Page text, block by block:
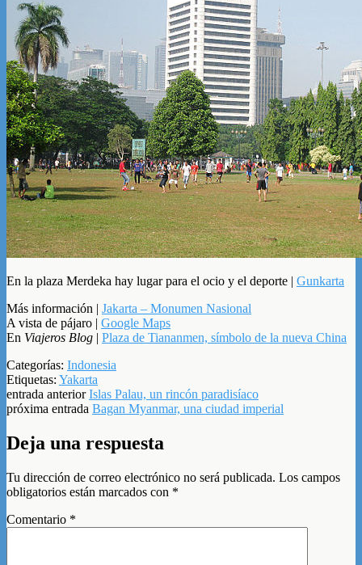
En la plaza Merdeka hay lugar para el ocio y el deporte | Gunkarta
Más información | Jakarta – Monumen Nasional
A vista de pájaro | Google Maps
En Viajeros Blog | Plaza de Tiananmen, símbolo de la nueva China
Categorías: Indonesia
Etiquetas: Yakarta
entrada anteriorIslas Palau, un rincón paradisíaco
próxima entrada Bagan Myanmar, una ciudad imperial
Deja una respuesta
Tu dirección de correo electrónico no será publicada. Los campos
obligatorios están marcados con *
Comentario *